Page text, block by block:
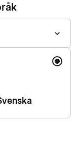
keyboard_arrow_down